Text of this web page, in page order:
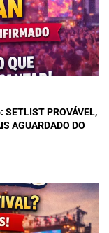
SETLIST PROVÁVEL,
AGUARDADO DO